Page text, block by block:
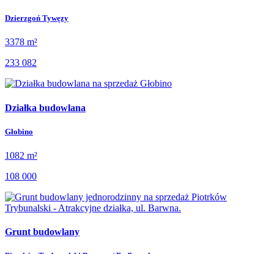
Dzierzgoń Tywęzy
3378 m²
233 082
Działka budowlana
Głobino
1082 m²
108 000
Grunt budowlany